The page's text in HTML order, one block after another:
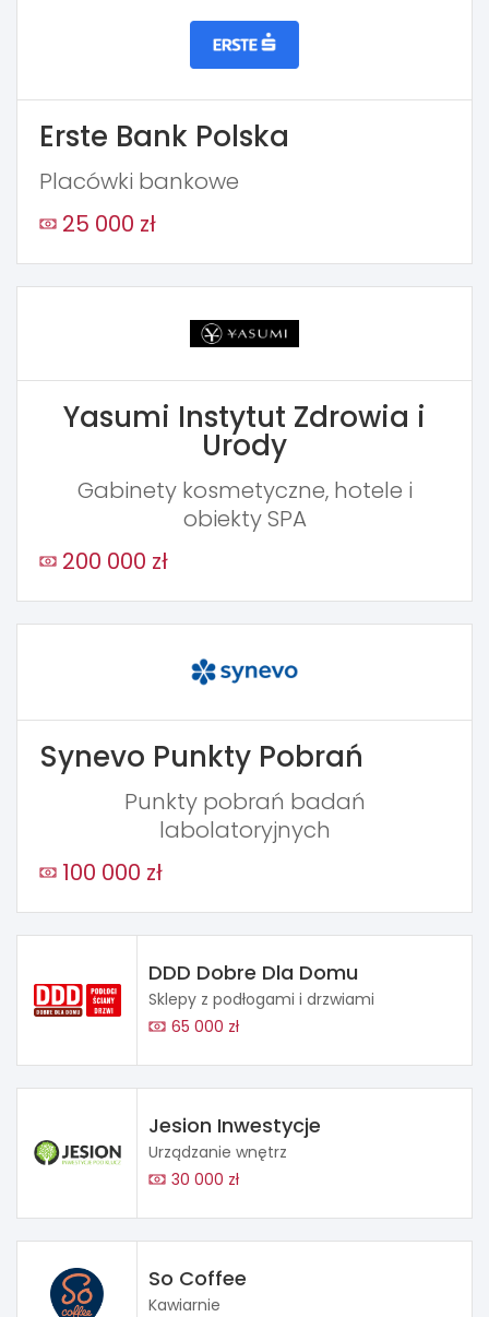
Erste Bank Polska
Placówki bankowe
25 000 zł
Yasumi Instytut Zdrowia i
Urody
Gabinety kosmetyczne, hotele i
obiekty SPA
200 000 zł
Synevo Punkty Pobrań
Punkty pobrań badań
labolatoryjnych
100 000 zł
DDD Dobre Dla Domu
Sklepy z podłogami i drzwiami
65 000 zł
Jesion Inwestycje
Urządzanie wnętrz
30 000 zł
So Coffee
Kawiarnie